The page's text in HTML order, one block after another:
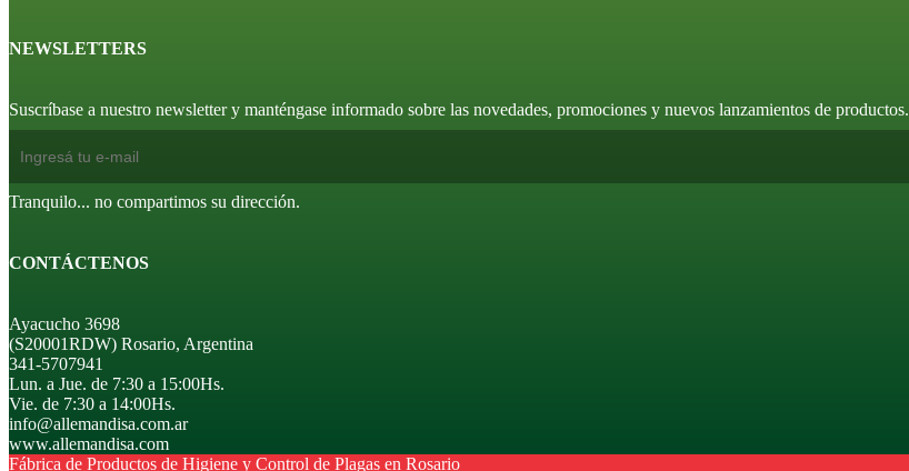
NEWSLETTERS
Suscríbase a nuestro newsletter y manténgase informado sobre las novedades, promociones y nuevos lanzamientos de productos.
Tranquilo... no compartimos su dirección.
CONTÁCTENOS
Ayacucho 3698
(S20001RDW) Rosario, Argentina
341-5707941
Lun. a Jue. de 7:30 a 15:00Hs.
Vie. de 7:30 a 14:00Hs.
info@allemandisa.com.ar
www.allemandisa.com
Fábrica de Productos de Higiene y Control de Plagas en Rosario